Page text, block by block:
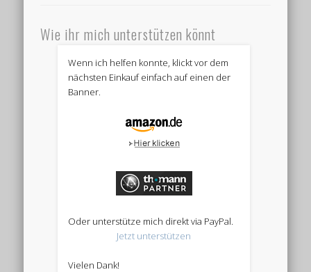
Wie ihr mich unterstützen könnt
Wenn ich helfen konnte, klickt vor dem
nächsten Einkauf einfach auf einen der
Banner.
Oder unterstütze mich direkt via PayPal.
Jetzt unterstützen
Vielen Dank!